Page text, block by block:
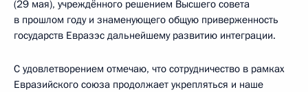
(29 мая), учреждённого решением Высшего совета
в прошлом году и знаменующего общую приверженность
государств Евразэс дальнейшему развитию интеграции.
С удовлетворением отмечаю, что сотрудничество в рамках
Евразийского союза продолжает укрепляться и наше